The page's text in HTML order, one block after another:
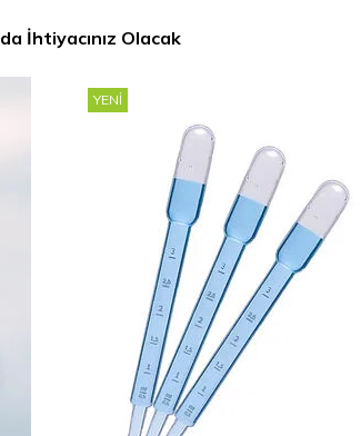
İhtiyacınız Olacak
YENI